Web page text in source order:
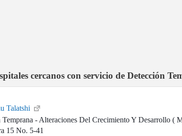
cercanos con servicio de Detección
Talatshi
Temprana - Alteraciones Del Crecimiento Y Desarrollo (
15 No. 5-41